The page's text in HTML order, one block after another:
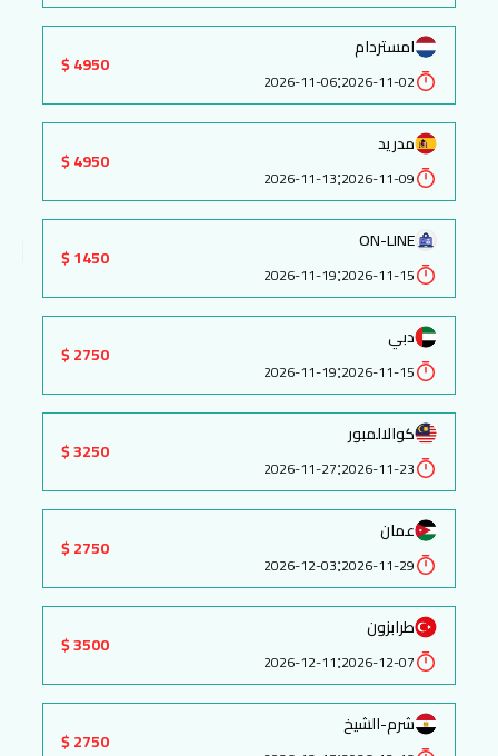
امستردام
2026-11-02
:
2026-11-06
4950 $
مدريد
2026-11-09
:
2026-11-13
4950 $
ON-LINE
2026-11-15
:
2026-11-19
1450 $
دبي
2026-11-15
:
2026-11-19
2750 $
كوالالمبور
2026-11-23
:
2026-11-27
3250 $
عمان
2026-11-29
:
2026-12-03
2750 $
طرابزون
2026-12-07
:
2026-12-11
3500 $
شرم-الشيخ
2750 $